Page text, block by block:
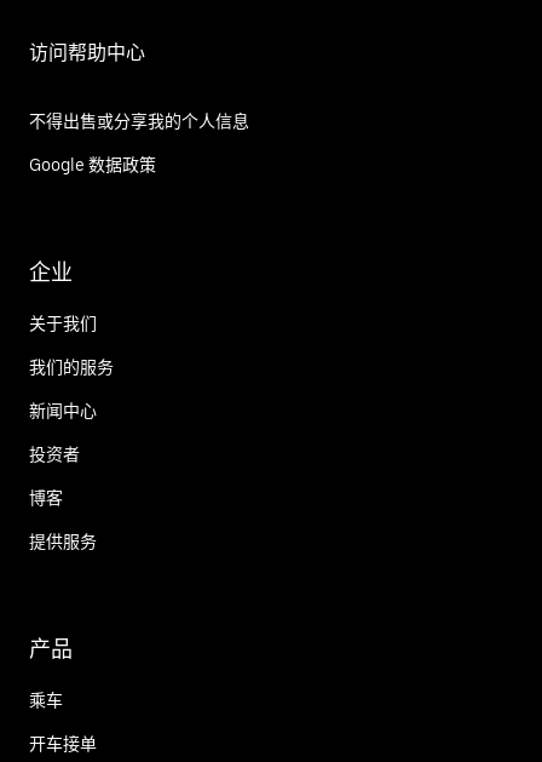
访问帮助中心
不得出售或分享我的个人信息
Google 数据政策
企业
关于我们
我们的服务
新闻中心
投资者
博客
提供服务
产品
乘车
开车接单